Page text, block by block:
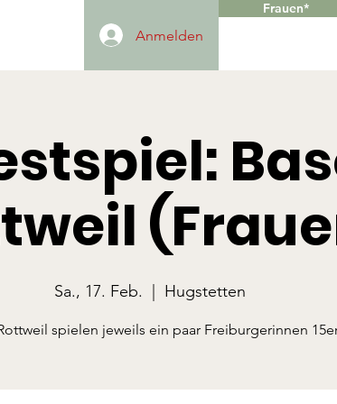
Anmelden
Frauen*
Sa., 17. Feb. Hugstetten
spielen jeweils ein paar Freiburgerinnen